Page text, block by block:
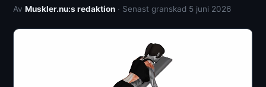
AvMuskler.nu:s redaktion · Senast granskad 5 juni 2026